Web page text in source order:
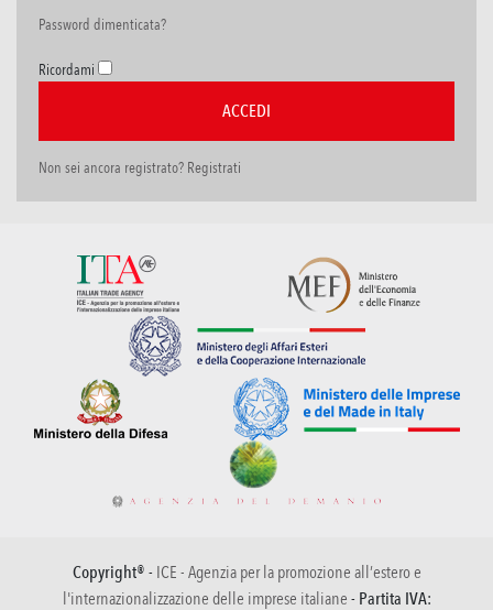
Password dimenticata?
Ricordami
Non sei ancora registrato? Registrati
Copyright® - ICE - Agenzia per la promozione all’estero e
l'internazionalizzazione delle imprese italiane - Partita IVA: